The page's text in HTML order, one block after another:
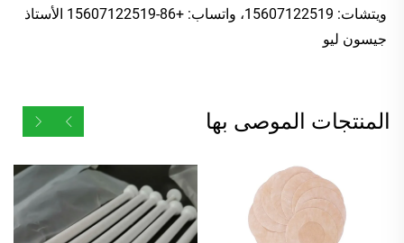
جيسون ليو
المنتجات الموصى بها